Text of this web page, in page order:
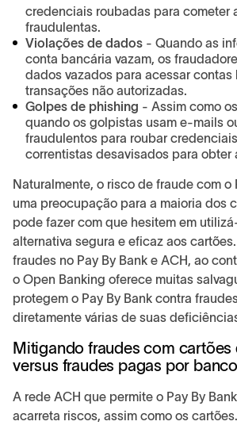
credenciais roubadas para cometer
fraudulentas.
Violações de dados - Quando as
conta bancária vazam, os
dados vazados para acessar contas
transações não autorizadas.
Golpes de phishing - Assim como
quando os golpistas usam e-mails
fraudulentos para roubar
correntistas desavisados para obter
Naturalmente, o risco de fraude com o
uma preocupação para a maioria dos
pode fazer com que hesitem em
alternativa segura e eficaz aos
fraudes no Pay By Bank e ACH, ao
o Open Banking oferece muitas
protegem o Pay By Bank contra
diretamente várias de suas
Mitigando fraudes com
versus fraudes pagas por banco
A rede ACH que permite o Pay By
acarreta riscos, assim como os